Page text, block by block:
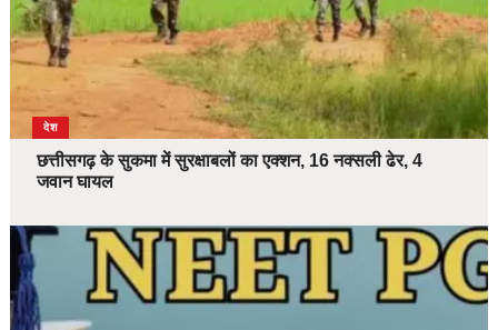
देश
छत्तीसगढ़ के सुकमा में सुरक्षाबलों का एक्शन, 16 नक्सली ढेर, 4
जवान घायल